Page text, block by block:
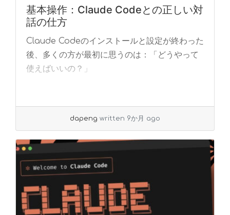
基本操作：Claude Codeとの正しい対
話の仕方
Claude Codeのインストールと設定が終わった
後、多くの方が最初に思うのは：「どうやって
使えばいいの？」
dapeng written 9か月 ago